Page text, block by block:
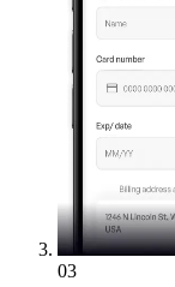
03